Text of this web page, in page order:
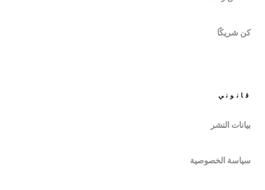
كن شريكًا
قانوني
بيانات النشر
سياسة الخصوصية